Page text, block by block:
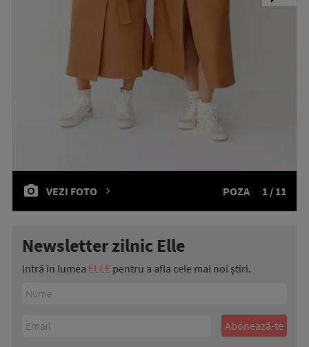
VEZI FOTO POZA 1 / 11
Newsletter zilnic Elle
Intră în lumea ELLE pentru a afla cele mai noi știri.